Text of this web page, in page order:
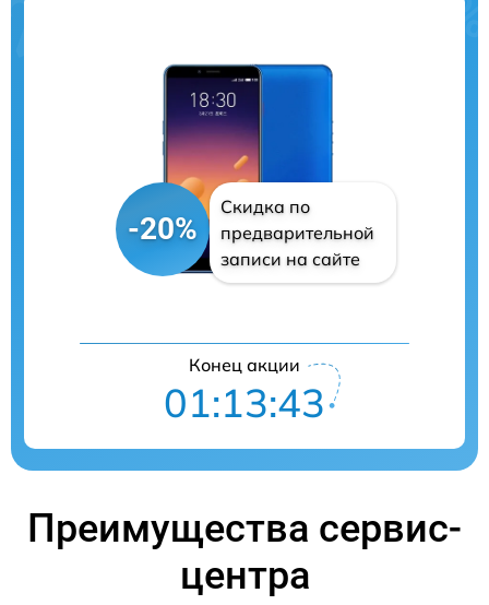
-20%
Скидка по
предварительной
записи на сайте
Конец акции
01:13:42
Преимущества сервис-
центра